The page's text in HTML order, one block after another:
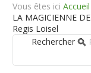
Vous êtes ici Accueil
LA MAGICIENNE
Regis Loisel
Rechercher